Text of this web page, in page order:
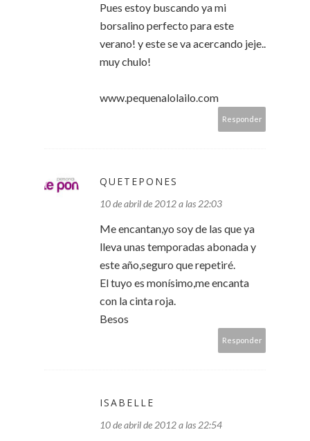
Pues estoy buscando ya mi
borsalino perfecto para este
verano! y este se va acercando jeje..
muy chulo!
www.pequenalolailo.com
Responder
QUETEPONES
10 de abril de 2012 a las 22:03
Me encantan,yo soy de las que ya
lleva unas temporadas abonada y
este año,seguro que repetiré.
El tuyo es monísimo,me encanta
con la cinta roja.
Besos
Responder
ISABELLE
10 de abril de 2012 a las 22:54